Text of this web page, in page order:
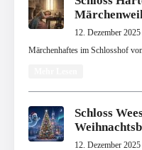
12. Dezember 2025
Märchenhaftes im Schlosshof
Schloss
12. Dezember 2025